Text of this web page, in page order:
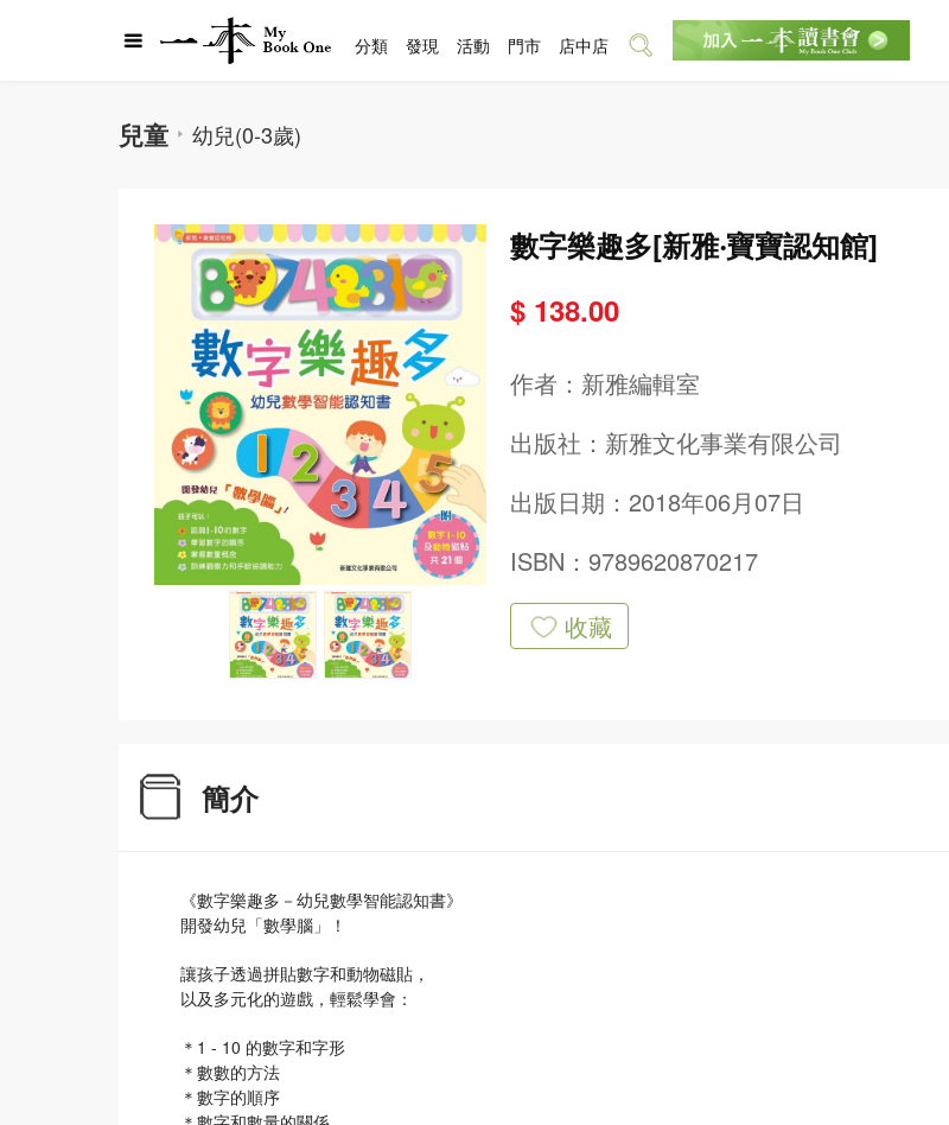
兒童 幼兒(0-3歲)
數字樂趣多[新雅‧寶寶認知館]
$ 138.00
作者： 新雅編輯室
出版社： 新雅文化事業有限公司
出版日期：2018年06月07日
ISBN：9789620870217
收藏
簡介
《數字樂趣多－幼兒數學智能認知書》
開發幼兒「數學腦」！
讓孩子透過拼貼數字和動物磁貼，
以及多元化的遊戲，輕鬆學會：
＊1 - 10 的數字和字形
＊數數的方法
＊數字的順序
分類 發現 活動 門市 店中店